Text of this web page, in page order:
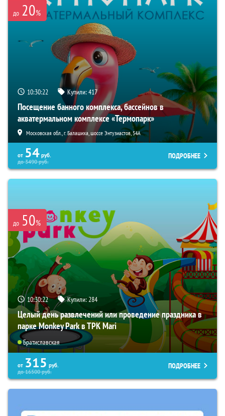
до 20%
10:30:21 Купили:417
Посещение банного комплекса, бассейнов в
акватермальном комплексе «Термопарк»
Московская обл., г. Балашиха, шоссе Энтузиастов, 54А
от 54 руб.
до3490руб.
ПОДРОБНЕЕ
до 50%
10:30:21 Купили:284
Целый день развлечений или проведение праздника в
парке Monkey Park в ТРК Mari
Братиславская
от 315 руб.
до16500руб.
ПОДРОБНЕЕ